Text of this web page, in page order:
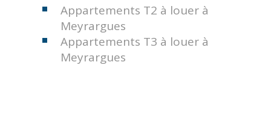
Appartements T2 à louer à
Meyrargues
Appartements T3 à louer à
Meyrargues